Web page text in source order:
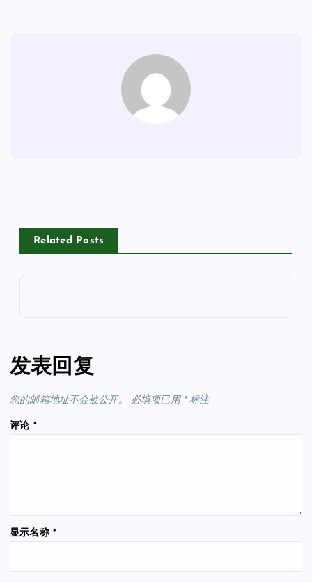
Related Posts
发表回复
您的邮箱地址不会被公开。 必填项已用 *标注
评论 *
显示名称 *